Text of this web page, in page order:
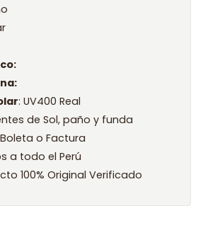
: UV400 Real
de Sol, paño y funda
Boleta o Factura
a todo el Perú
100% Original Verificado